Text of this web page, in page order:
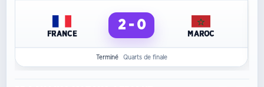
FRANCE
2 - 0
MAROC
Terminé Quarts de finale